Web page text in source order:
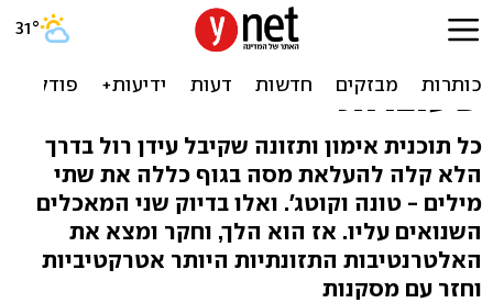
טונה וקוטג' אחרי אימון?
איכס. האלטרנטיבות
שעובדות
כל תוכנית אימון ותזונה שקיבל עידן רול בדרך
הלא קלה להעלאת מסה בגוף כללה את שתי
מילים - טונה וקוטג'. ואלו בדיוק שני המאכלים
השנואים עליו. אז הוא הלך, וחקר ומצא את
האלטרנטיבות התזונתיות היותר אטרקטיביות
וחזר עם מסקנות